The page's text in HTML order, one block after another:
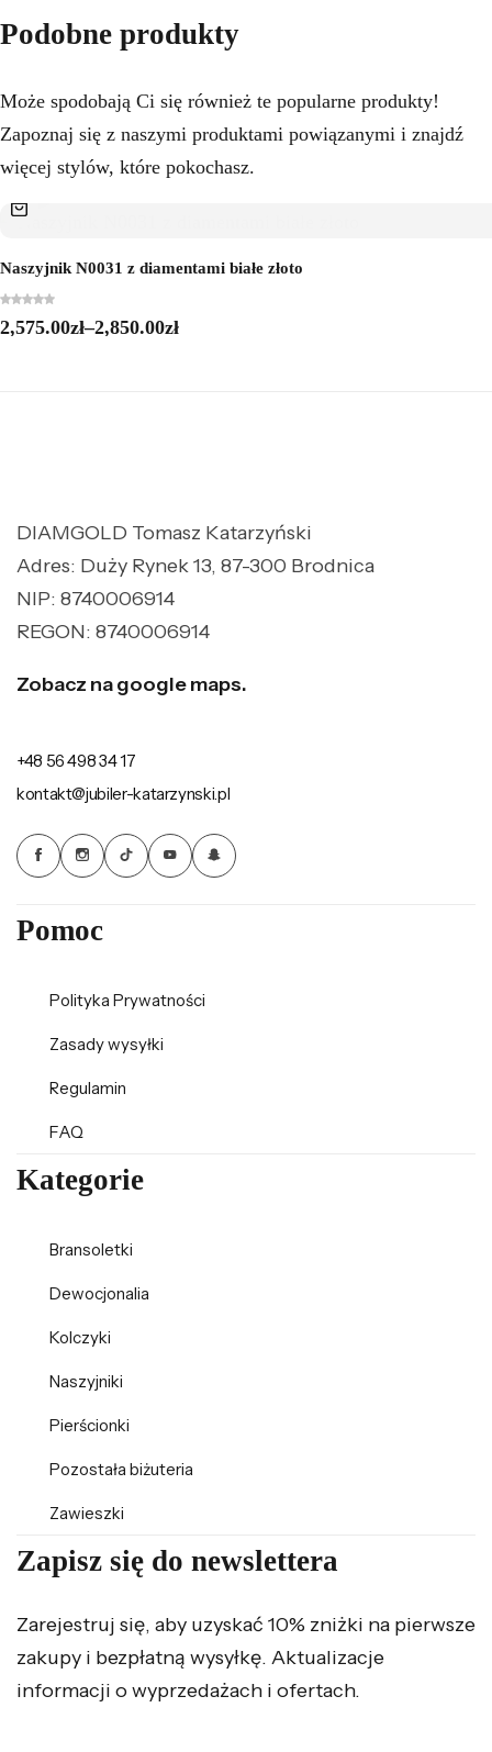
Podobne produkty
Może spodobają Ci się również te popularne produkty!
Zapoznaj się z naszymi produktami powiązanymi i znajdź
więcej stylów, które pokochasz.
Naszyjnik N0031 z diamentami białe złoto
2,575.00zł–2,850.00zł
DIAMGOLD Tomasz Katarzyński
Adres: Duży Rynek 13, 87-300 Brodnica
NIP: 8740006914
REGON: 8740006914
Zobacz na google maps.
+48 56 498 34 17
kontakt@jubiler-katarzynski.pl
Pomoc
Polityka Prywatności
Zasady wysyłki
Regulamin
FAQ
Kategorie
Bransoletki
Dewocjonalia
Kolczyki
Naszyjniki
Pierścionki
Pozostała biżuteria
Zawieszki
Zapisz się do newslettera
Zarejestruj się, aby uzyskać 10% zniżki na pierwsze
zakupy i bezpłatną wysyłkę. Aktualizacje
informacji o wyprzedażach i ofertach.